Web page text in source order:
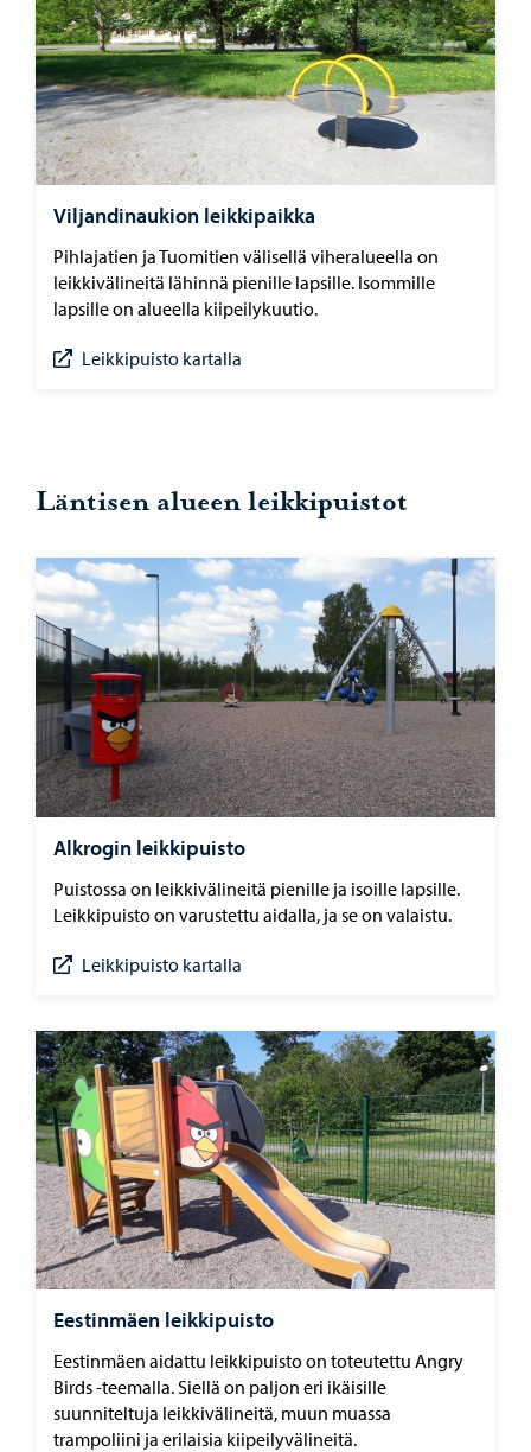
Viljandinaukion leikkipaikka
Pihlajatien ja Tuomitien välisellä viheralueella on
leikkivälineitä lähinnä pienille lapsille. Isommille
lapsille on alueella kiipeilykuutio.
Leikkipuisto kartalla
Läntisen alueen leikkipuistot
Alkrogin leikkipuisto
Puistossa on leikkivälineitä pienille ja isoille lapsille.
Leikkipuisto on varustettu aidalla, ja se on valaistu.
Leikkipuisto kartalla
Eestinmäen leikkipuisto
Eestinmäen aidattu leikkipuisto on toteutettu Angry
Birds -teemalla. Siellä on paljon eri ikäisille
suunniteltuja leikkivälineitä, muun muassa
trampoliini ja erilaisia kiipeilyvälineitä.